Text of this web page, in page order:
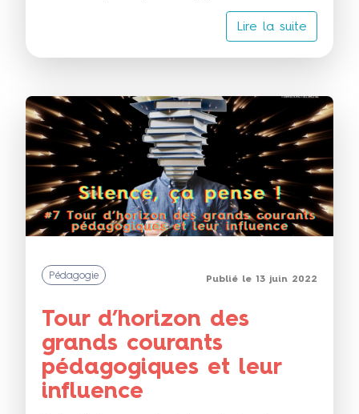
Lire la suite
Pédagogie Publié le 13 juin 2022
Tour d’horizon des
grands courants
pédagogiques et leur
influence